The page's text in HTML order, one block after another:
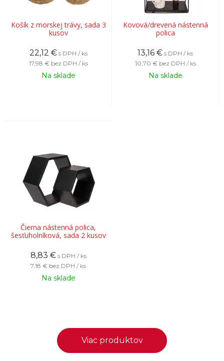
Košík z morskej trávy, sada 3
kusov
22,12 € s DPH / ks
17,98 € bez DPH / ks
Na sklade
Kovová/drevená nástenná
polica
13,16 € s DPH / ks
10,70 € bez DPH / ks
Na sklade
Čierna nástenná polica,
šesťuholníková, sada 2 kusov
8,83 € s DPH / ks
7,18 € bez DPH / ks
Na sklade
Viac produktov